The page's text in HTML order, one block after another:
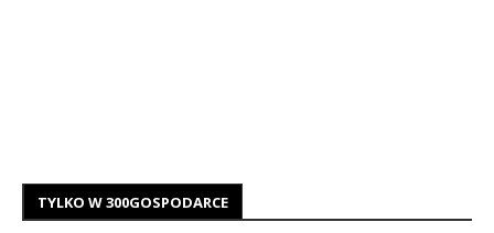
TYLKO W 300GOSPODARCE